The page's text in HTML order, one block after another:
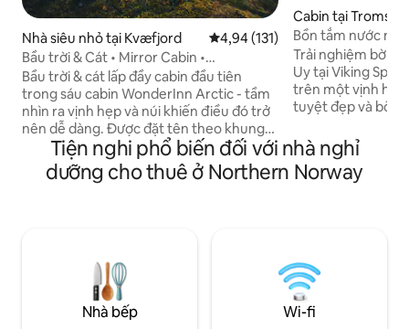
Nhà siêu nhỏ tại Kvæfjord Xếp hạng trung bình 4,94/5,
4,94 (131)
Bầu trời & Cát • Mirror Cabin •
WonderInn Arctic
Bầu trời & cát lấp đầy cabin đầu tiên
trong sáu cabin WonderInn Arctic - tầm
nhìn ra vịnh hẹp và núi khiến điều đó trở
nên dễ dàng. Được đặt tên theo khung
cảnh bao quanh: bầu trời phía trên, bờ
biển Kvæfjord nhạt màu phía dưới. Kính
phản chiếu phản chiếu cả hai khi ánh
ngắm cực quang, mặt trời nửa đêm. 20
phút đến Harstad, 1 giờ đến Evenes. Có
thể đặt phòng xông hơi khô trong khuôn
viên. Ga trải giường, khăn tắm, áo
Cabin tại Tromsø
Bồn tắm nước
nhìn ra vịnh hẹp
Trải nghiệm bờ
Uy tại Viking
trên một vịnh hẹp
tuyệt đẹp và bồn
để ngắm đèn phía Bắc.
tìm kiếm
channel-video tab -40 phút lái xe
tham quan (xe
tuyết, trung tâm
Tiện nghi phổ biến đối với nhà nghỉ
dưỡng cho thuê ở Northern Norway
Nhà bếp Wi-fi